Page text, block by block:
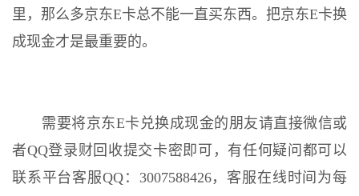
里，那么多京东E卡总不能一直买东西。把京东E卡换
成现金才是最重要的。
需要将京东E卡兑换成现金的朋友请直接微信或
者QQ登录财回收提交卡密即可，有任何疑问都可以
联系平台客服QQ：3007588426，客服在线时间为每